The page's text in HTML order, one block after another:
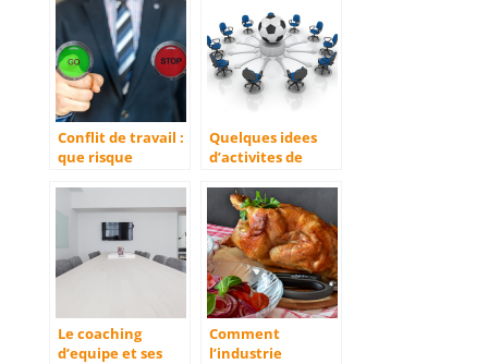
Conflit de travail :
que risque
Quelques idees
d’activites de
d’entreprises
Le coaching
d’equipe et ses
Comment
l’industrie